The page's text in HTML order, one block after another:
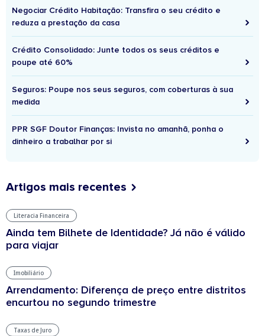
Negociar Crédito Habitação: Transfira o seu crédito e
reduza a prestação da casa
Crédito Consolidado: Junte todos os seus créditos e
poupe até 60%
Seguros: Poupe nos seus seguros, com coberturas à sua
medida
PPR SGF Doutor Finanças: Invista no amanhã, ponha o
dinheiro a trabalhar por si
Artigos mais recentes
Literacia Financeira
Ainda tem Bilhete de Identidade? Já não é válido
para viajar
Imobiliário
Arrendamento: Diferença de preço entre distritos
encurtou no segundo trimestre
Taxas de Juro